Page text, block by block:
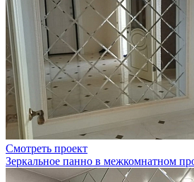
Смотреть проект
Зеркальное панно в межкомнатном